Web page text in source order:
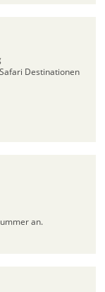
Destinationen
an.